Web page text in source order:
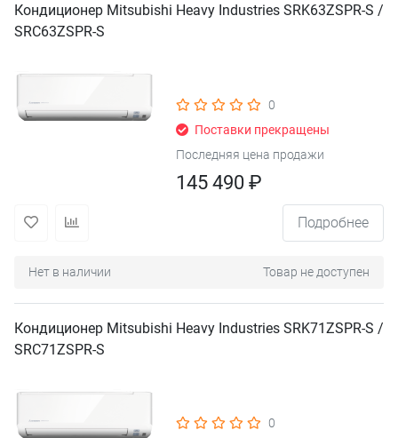
Кондиционер Mitsubishi Heavy Industries SRK63ZSPR-S /
SRC63ZSPR-S
0
Поставки прекращены
Последняя цена продажи
145 490 ₽
Подробнее
Нет в наличии Товар не доступен
Кондиционер Mitsubishi Heavy Industries SRK71ZSPR-S /
SRC71ZSPR-S
0